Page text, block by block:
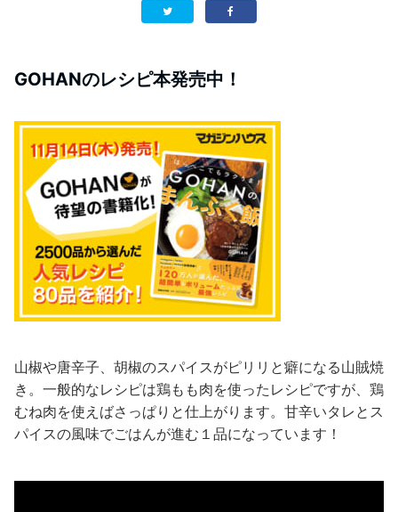
GOHANのレシピ本発売中！
山椒や唐辛子、胡椒のスパイスがピリリと癖になる山賊焼
き。一般的なレシピは鶏もも肉を使ったレシピですが、鶏
むね肉を使えばさっぱりと仕上がります。甘辛いタレとス
パイスの風味でごはんが進む１品になっています！